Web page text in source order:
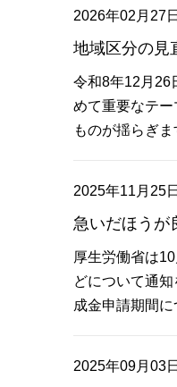
2026年02月27日
地域区分の
令和8年12月26
めて重要なテ
ものが揺らぎ
2025年11月25日
急いだほうが
厚生労働省は
どについて通
成金申請期間
2025年09月03日